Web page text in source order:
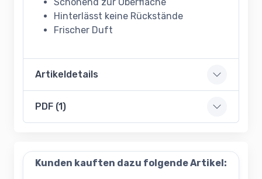
Schonend zur Oberfläche
Hinterlässt keine Rückstände
Frischer Duft
Artikeldetails
PDF (1)
Kunden kauften dazu folgende Artikel: